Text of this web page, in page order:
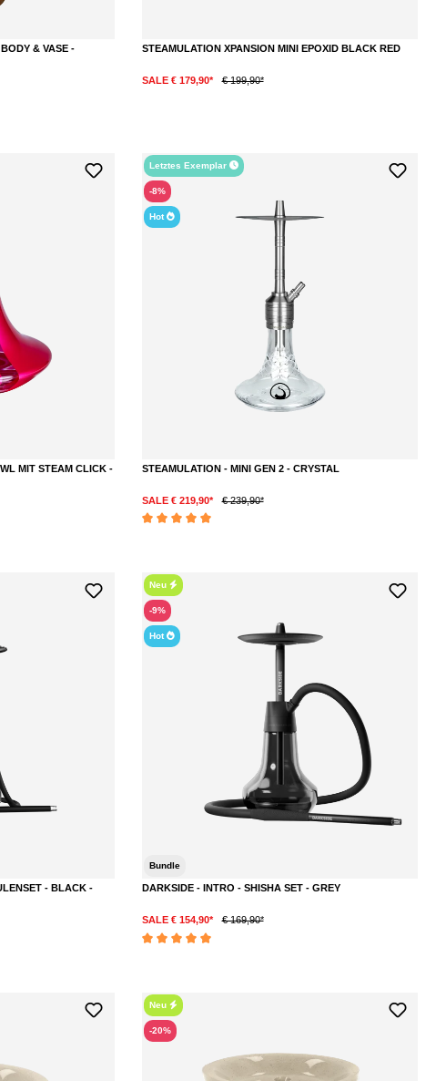
& VASE -
STEAMULATION XPANSION MINI EPOXID BLACK RED
SALE € 179,90* € 199,90*
MIT STEAM CLICK -
Letztes Exemplar
-8%
Hot
STEAMULATION - MINI GEN 2 - CRYSTAL
SALE € 219,90* € 239,90*
- BLACK -
Neu
-9%
Hot
Bundle
DARKSIDE - INTRO - SHISHA SET - GREY
SALE € 154,90* € 169,90*
Neu
-20%